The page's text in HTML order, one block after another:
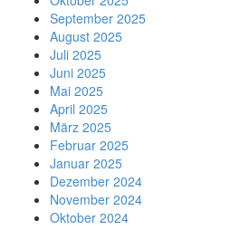
September 2025
August 2025
Juli 2025
Juni 2025
Mai 2025
April 2025
März 2025
Februar 2025
Januar 2025
Dezember 2024
November 2024
Oktober 2024